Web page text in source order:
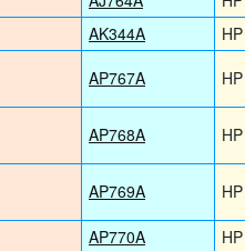
AK344A
HP
AP767A
HP
AP768A HP
AP769A HP
AP770A
HP